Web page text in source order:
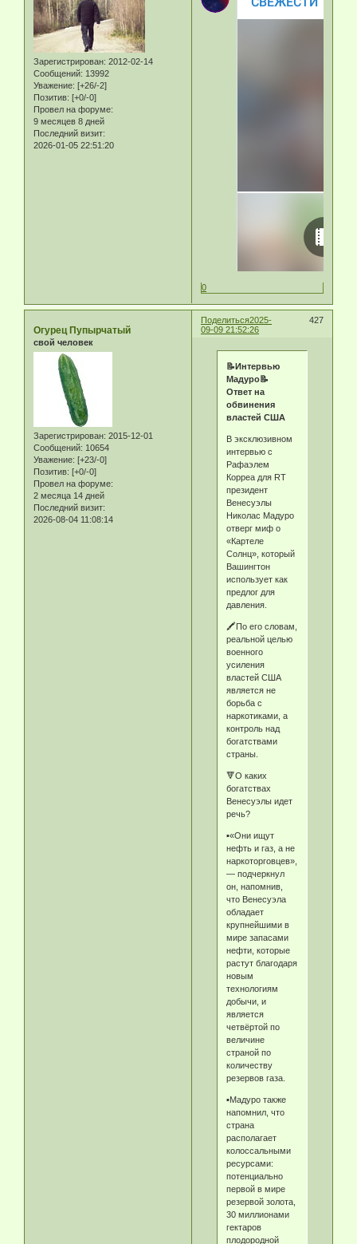
Зарегистрирован: 2012-02-14
Сообщений: 13992
Уважение: [+26/-2]
Позитив: [+0/-0]
Провел на форуме:
9 месяцев 8 дней
Последний визит:
2026-01-05 22:51:20
0
Поделиться 427
2025-
09-09 21:52:26
Огурец Пупырчатый
свой человек
Зарегистрирован: 2015-12-01
Сообщений: 10654
Уважение: [+23/-0]
Позитив: [+0/-0]
Провел на форуме:
2 месяца 14 дней
Последний визит:
2026-08-04 11:08:14
📝Интервью
Мадуро📝
Ответ на
обвинения
властей США
В эксклюзивном
интервью с
Рафаэлем
Корреа для RT
президент
Венесуэлы
Николас Мадуро
отверг миф о
«Картеле
Солнц», который
Вашингтон
использует как
предлог для
давления.
🖍По его словам,
реальной целью
военного
усиления
властей США
является не
борьба с
наркотиками, а
контроль над
богатствами
страны.
🔻О каких
богатствах
Венесуэлы идет
речь?
▪️«Они ищут
нефть и газ, а не
наркоторговцев»,
— подчеркнул
он, напомнив,
что Венесуэла
обладает
крупнейшими в
мире запасами
нефти, которые
растут благодаря
новым
технологиям
добычи, и
является
четвёртой по
величине
страной по
количеству
резервов газа.
▪️Мадуро также
напомнил, что
страна
располагает
колоссальными
ресурсами:
потенциально
первой в мире
резервой золота,
30 миллионами
гектаров
плодородной